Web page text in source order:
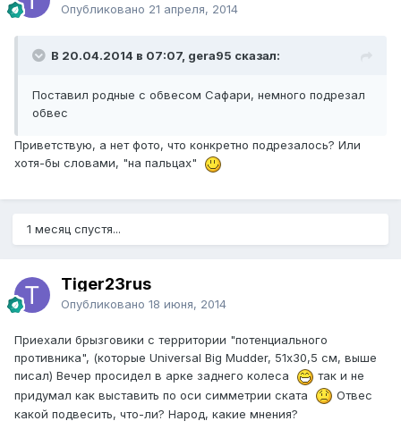
Опубликовано 21 апреля, 2014
В 20.04.2014 в 07:07, gera95 сказал:
Поставил родные с обвесом Сафари, немного подрезал
обвес
Приветствую, а нет фото, что конкретно подрезалось? Или
хотя-бы словами, "на пальцах"
1 месяц спустя...
Tiger23rus
Опубликовано 18 июня, 2014
Приехали брызговики с территории "потенциального
противника", (которые Universal Big Mudder, 51х30,5 см, выше
писал) Вечер просидел в арке заднего колеса
так и не
придумал как выставить по оси симметрии ската
Отвес
какой подвесить, что-ли? Народ, какие мнения?